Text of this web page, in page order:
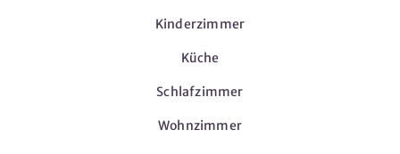
Kinderzimmer
Küche
Schlafzimmer
Wohnzimmer